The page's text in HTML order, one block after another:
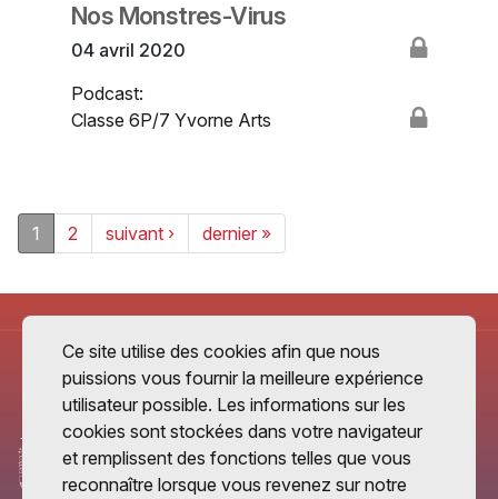
Nos Monstres-Virus
04 avril 2020
Podcast:
Classe 6P/7 Yvorne Arts
1 2 suivant › dernier »
Ce site utilise des cookies afin que nous
puissions vous fournir la meilleure expérience
utilisateur possible. Les informations sur les
cookies sont stockées dans votre navigateur
et remplissent des fonctions telles que vous
reconnaître lorsque vous revenez sur notre